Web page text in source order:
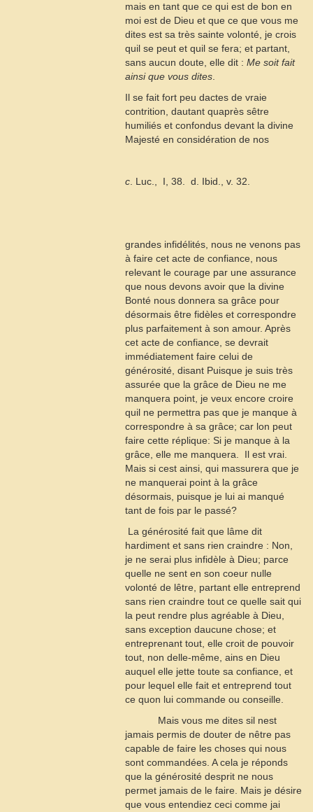
mais en tant que ce qui est de bon en
moi est de Dieu et que ce que vous me
dites est sa très sainte volonté, je crois
quil se peut et quil se fera; et partant,
sans aucun doute, elle dit : Me soit fait
ainsi que vous dites
Il se fait fort peu dactes de vraie
contrition, dautant quaprès sêtre
humiliés et confondus devant la divine
Majesté en considération de nos
c . Luc., I, 38.  d. Ibid., v. 32.
grandes infidélités, nous ne venons pas
à faire cet acte de confiance, nous
relevant le courage par une assurance
que nous devons avoir que la divine
Bonté nous donnera sa grâce pour
désormais être fidèles et correspondre
plus parfaitement à son amour. Après
cet acte de confiance, se devrait
immédiatement faire celui de
générosité, disant Puisque je suis très
assurée que la grâce de Dieu ne me
manquera point, je veux encore croire
quil ne permettra pas que je manque à
correspondre à sa grâce; car lon peut
faire cette réplique: Si je manque à la
grâce, elle me manquera.  Il est vrai. 
Mais si cest ainsi, qui massurera que je
ne manquerai point à la grâce
désormais, puisque je lui ai manqué
tant de fois par le passé?
 La générosité fait que lâme dit
hardiment et sans rien craindre : Non,
je ne serai plus infidèle à Dieu; parce
quelle ne sent en son coeur nulle
volonté de lêtre, partant elle entreprend
sans rien craindre tout ce quelle sait qui
la peut rendre plus agréable à Dieu,
sans exception daucune chose; et
entreprenant tout, elle croit de pouvoir
tout, non delle-même, ains en Dieu
auquel elle jette toute sa confiance, et
pour lequel elle fait et entreprend tout
ce quon lui commande ou conseille.
Mais vous me dites sil nest
jamais permis de douter de nêtre pas
capable de faire les choses qui nous
sont commandées. A cela je réponds
que la générosité desprit ne nous
permet jamais de le faire. Mais je désire
que vous entendiez ceci comme jai